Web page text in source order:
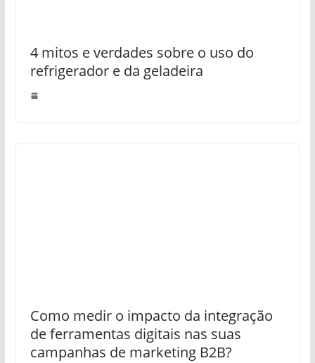
4 mitos e verdades sobre o uso do
refrigerador e da geladeira
Como medir o impacto da integração
de ferramentas digitais nas suas
campanhas de marketing B2B?